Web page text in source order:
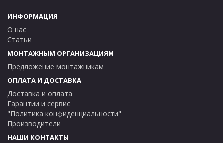
ИНФОРМАЦИЯ
О нас
Статьи
МОНТАЖНЫМ ОРГАНИЗАЦИЯМ
Предложение монтажникам
ОПЛАТА И ДОСТАВКА
Доставка и оплата
Гарантии и сервис
"Политика конфиденциальности"
Производители
НАШИ КОНТАКТЫ